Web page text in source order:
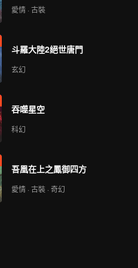
愛情 · 古裝
斗羅大陸2絕世唐門
玄幻
吞噬星空
科幻
吾凰在上之鳳御四方
愛情 · 古裝 · 奇幻